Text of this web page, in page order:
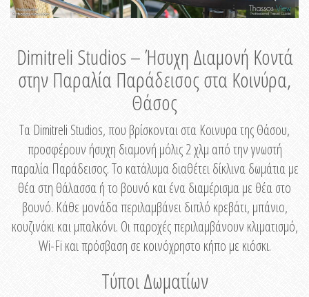
Dimitreli Studios – Ήσυχη Διαμονή Κοντά
στην Παραλία Παράδεισος στα Κοινύρα,
Θάσος
Τα Dimitreli Studios, που βρίσκονται στα Κοινυρα της Θάσου,
προσφέρουν ήσυχη διαμονή μόλις 2 χλμ από την γνωστή
παραλία Παράδεισος. Το κατάλυμα διαθέτει δίκλινα δωμάτια με
θέα στη θάλασσα ή το βουνό και ένα διαμέρισμα με θέα στο
βουνό. Κάθε μονάδα περιλαμβάνει διπλό κρεβάτι, μπάνιο,
κουζινάκι και μπαλκόνι. Οι παροχές περιλαμβάνουν κλιματισμό,
Wi-Fi και πρόσβαση σε κοινόχρηστο κήπο με κιόσκι.
Τύποι Δωματίων